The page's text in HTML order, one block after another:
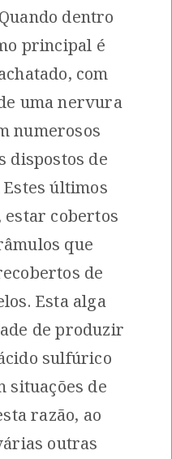
Salgueiro-preto
[Comum]
Autóctone
Constança
dentro
principal é
com
uma nervura
numerosos
dispostos de
últimos
estar cobertos
que
de
Esta alga
de produzir
sulfúrico
situações de
razão, ao
outras